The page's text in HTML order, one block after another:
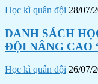
Học kì quân đội 28/07/
DANH SÁCH
ĐỘI NÂNG CAO
Học kì quân đội 26/07/